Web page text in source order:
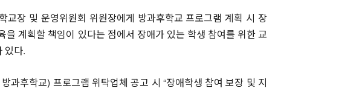
교장 및 운영위원회 위원장에게 방과후학교 프로그램 계획 시 장
계획할 책임이 있다는 점에서 장애가 있는 학생 참여를 위한 교
있다.
과후학교) 프로그램 위탁업체 공고 시 “장애학생 참여 보장 및 지